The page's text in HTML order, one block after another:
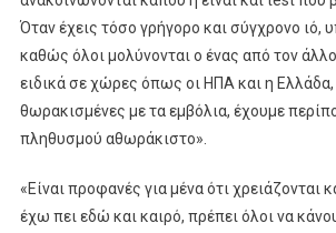
Όταν έχεις τόσο γρήγορο και σύγχρονο ιό,
καθώς όλοι μολύνονται ο ένας από τον
ειδικά σε χώρες όπως οι ΗΠΑ και η Ελλάδα,
θωρακισμένες με τα εμβόλια, έχουμε
πληθυσμού αθωράκιστο».
«Είναι προφανές για μένα ότι χρειάζονται
έχω πει εδώ και καιρό, πρέπει όλοι να